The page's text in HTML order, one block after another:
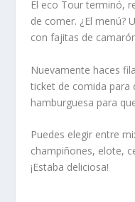
El eco Tour terminó,
de comer. ¿El menú?
con fajitas de
Nuevamente haces
ticket de comida para
hamburguesa para
Puedes elegir entre
champiñones, elote,
¡Estaba deliciosa!